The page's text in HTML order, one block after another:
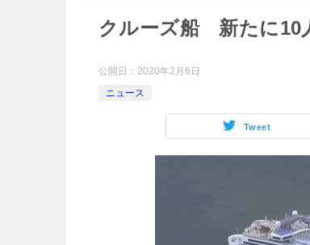
クルーズ船 新たに10
公開日： 2020年2月6日
ニュース
Tweet